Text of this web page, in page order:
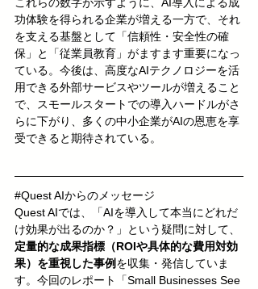
功体験を得られる企業が増える一方で、それ
を支える基盤として「信頼性・安全性の確
保」と「従業員教育」がますます重要になっ
ている。今後は、高度なAIテクノロジーを活
用できる外部サービスやツールが増えること
で、スモールスタートでの導入ハードルがさ
らに下がり、多くの中小企業がAIの恩恵を享
受できると期待されている。
#Quest AIからのメッセージ
Quest AIでは、「AIを導入して本当にどれだ
け効果が出るのか？」という疑問に対して、
定量的な成果指標（ROIや具体的な費用対効
果）を重視した事例を収集・発信していま
す。今回のレポート「Small Businesses See